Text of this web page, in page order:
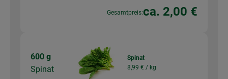
Gesamtpreis:ca. 2,00 €
600 g
Spinat
Spinat
8,99 € / kg